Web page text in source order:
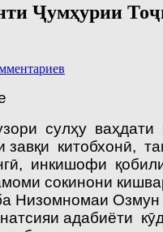
Ҷумҳурии
сулҳу
китобхонӣ,
инкишофи
сокинони
Низомномаи
адабиёти